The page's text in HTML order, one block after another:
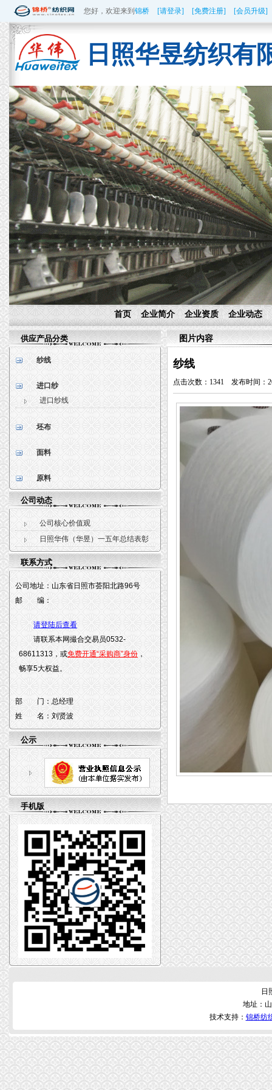
您好，欢迎来到 锦桥 [请登录] [免费注册] [会员升级]
日照华昱纺织有
首页 企业简介 企业资质 企业动态
供应产品分类
纱线
进口纱
进口纱线
坯布
面料
原料
公司动态
公司核心价值观
日照华伟（华昱）一五年总结表彰
联系方式
公司地址： 山东省日照市荟阳北路96号
邮 编：
请登陆后查看
请联系本网撮合交易员0532-
68611313，或免费开通“采购商”身份 ，
畅享5大权益。
部 门： 总经理
姓 名： 刘贤波
公示
手机版
图片内容
纱线
点击次数：1341 发布时间：
日
地址：
技术支持： 锦桥纺